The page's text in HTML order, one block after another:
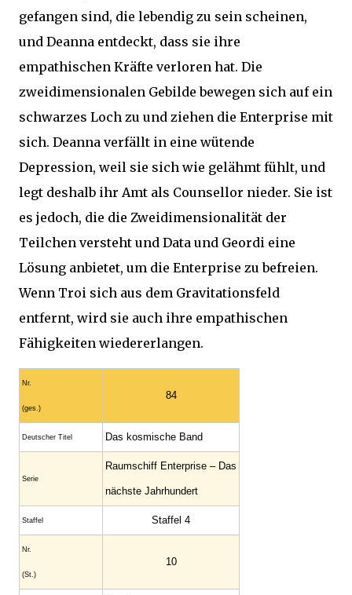
gefangen sind, die lebendig zu sein scheinen,
und Deanna entdeckt, dass sie ihre
empathischen Kräfte verloren hat. Die
zweidimensionalen Gebilde bewegen sich auf ein
schwarzes Loch zu und ziehen die Enterprise mit
sich. Deanna verfällt in eine wütende
Depression, weil sie sich wie gelähmt fühlt, und
legt deshalb ihr Amt als Counsellor nieder. Sie ist
es jedoch, die die Zweidimensionalität der
Teilchen versteht und Data und Geordi eine
Lösung anbietet, um die Enterprise zu befreien.
Wenn Troi sich aus dem Gravitationsfeld
entfernt, wird sie auch ihre empathischen
Fähigkeiten wiedererlangen.
Nr.
(ges.)
84
Deutscher Titel Das kosmische Band
Serie
Raumschiff Enterprise – Das
nächste Jahrhundert
Staffel Staffel 4
Nr.
(St.)
10